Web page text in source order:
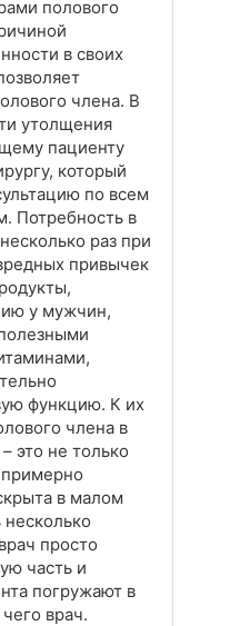
полового
в своих
члена. В
утолщения
пациенту
который
по всем
Потребность в
раз при
привычек
у мужчин,
функцию. К их
члена в
это не только
примерно
в малом
несколько
просто
часть и
погружают в
врач.